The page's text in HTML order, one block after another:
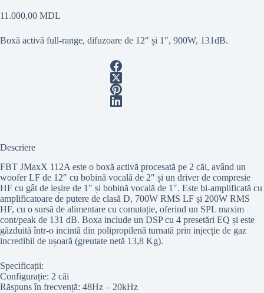
11.000,00 MDL
Boxă activă full-range, difuzoare de 12″ și 1″, 900W, 131dB.
Descriere
FBT JMaxX 112A este o boxă activă procesată pe 2 căi, având un
woofer LF de 12″ cu bobină vocală de 2″ și un driver de compresie
HF cu gât de ieșire de 1″ și bobină vocală de 1″. Este bi-amplificată cu
amplificatoare de putere de clasă D, 700W RMS LF și 200W RMS
HF, cu o sursă de alimentare cu comutație, oferind un SPL maxim
cont/peak de 131 dB. Boxa include un DSP cu 4 presetări EQ și este
găzduită într-o incintă din polipropilenă turnată prin injecție de gaz
incredibil de ușoară (greutate netă 13,8 Kg).
Specificații:
Configurație: 2 căi
Răspuns în frecvență: 48Hz – 20kHz